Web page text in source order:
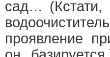
сад… (Кстати,
проявление